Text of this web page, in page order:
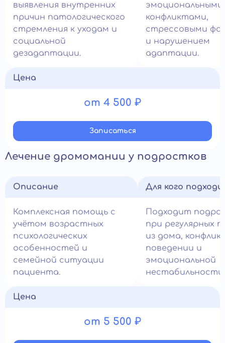
выявления внутренних
причин патологического
стремления к уходам и
социальной
дезадаптации.
эмоциональными
конфликтами,
стрессовыми
и нарушением
адаптации.
Цена
от 4 500 ₽
Записатьcя
Лечение дромомании у подростков
Описание
Комплексная помощь с
учётом возрастных
психологических
особенностей и
семейной ситуации
пациента.
Для кого
Подходит
при регулярных
из дома,
поведении и
эмоциональной
нестабильности.
Цена
от 5 500 ₽